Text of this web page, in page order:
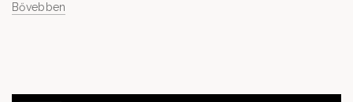
Bővebben